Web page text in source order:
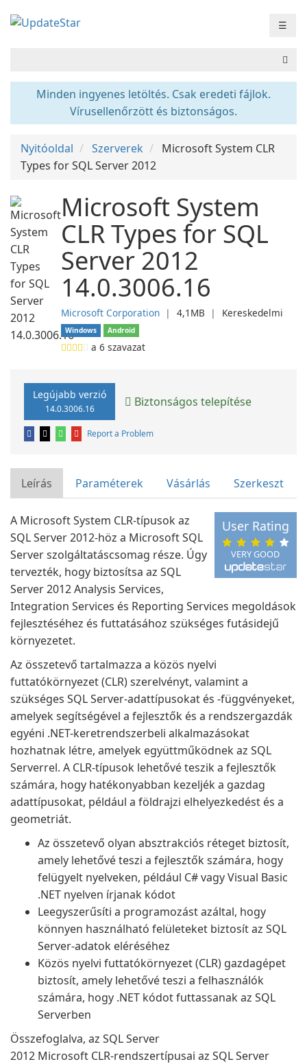
☰
Minden ingyenes letöltés. Csak eredeti fájlok.
Vírusellenőrzött és biztonságos.
Nyitóoldal Szerverek
Microsoft System CLR
Types for SQL Server 2012
Microsoft System
CLR Types for SQL
Server 2012
14.0.3006.16
Microsoft Corporation ❘ 4,1MB ❘ Kereskedelmi
Windows Android
a 6 szavazat
Legújabb verzió
14.0.3006.16 Biztonságos telepítése
Report a Problem
Leírás Paraméterek Vásárlás Szerkeszt
VERY GOOD
User Rating
A Microsoft System CLR-típusok az
SQL Server 2012-höz a Microsoft SQL
Server szolgáltatáscsomag része. Úgy
tervezték, hogy biztosítsa az SQL
Server 2012 Analysis Services,
Integration Services és Reporting Services megoldások
fejlesztéséhez és futtatásához szükséges futásidejű
környezetet.
Az összetevő tartalmazza a közös nyelvi
futtatókörnyezet (CLR) szerelvényt, valamint a
szükséges SQL Server-adattípusokat és -függvényeket,
amelyek segítségével a fejlesztők és a rendszergazdák
egyéni .NET-keretrendszerbeli alkalmazásokat
hozhatnak létre, amelyek együttműködnek az SQL
Serverrel. A CLR-típusok lehetővé teszik a fejlesztők
számára, hogy hatékonyabban kezeljék a gazdag
adattípusokat, például a földrajzi elhelyezkedést és a
geometriát.
Az összetevő olyan absztrakciós réteget biztosít,
amely lehetővé teszi a fejlesztők számára, hogy
felügyelt nyelveken, például C# vagy Visual Basic
.NET nyelven írjanak kódot
Leegyszerűsíti a programozást azáltal, hogy
könnyen használható felületeket biztosít az SQL
Server-adatok eléréséhez
Közös nyelvi futtatókörnyezet (CLR) gazdagépet
biztosít, amely lehetővé teszi a felhasználók
számára, hogy .NET kódot futtassanak az SQL
Serverben
Összefoglalva, az SQL Server
2012 Microsoft CLR-rendszertípusai az SQL Server